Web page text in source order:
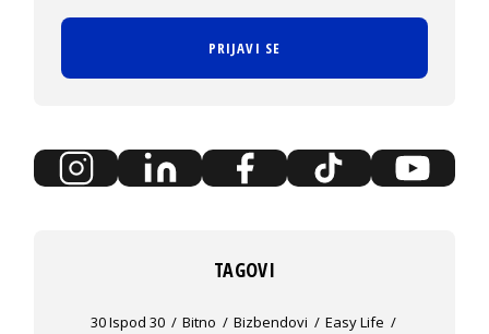
PRIJAVI SE
TAGOVI
30 Ispod 30 Bitno Bizbendovi
Easy Life